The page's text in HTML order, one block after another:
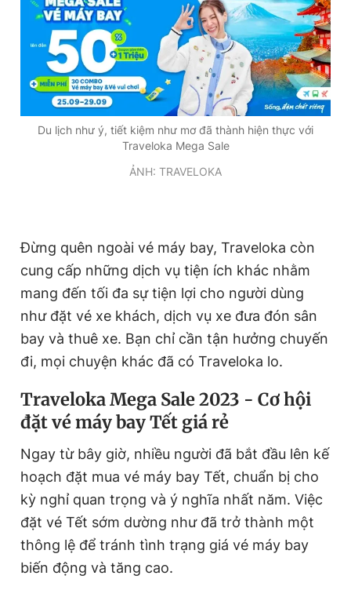
Du lịch như ý, tiết kiệm như mơ đã thành hiện thực với
Traveloka Mega Sale
ẢNH: TRAVELOKA
Đừng quên ngoài vé máy bay, Traveloka còn
cung cấp những dịch vụ tiện ích khác nhằm
mang đến tối đa sự tiện lợi cho người dùng
như đặt vé xe khách, dịch vụ xe đưa đón sân
bay và thuê xe. Bạn chỉ cần tận hưởng chuyến
đi, mọi chuyện khác đã có Traveloka lo.
Traveloka Mega Sale 2023 - Cơ hội
đặt vé máy bay Tết giá rẻ
Ngay từ bây giờ, nhiều người đã bắt đầu lên kế
hoạch đặt mua vé máy bay Tết, chuẩn bị cho
kỳ nghỉ quan trọng và ý nghĩa nhất năm. Việc
đặt vé Tết sớm dường như đã trở thành một
thông lệ để tránh tình trạng giá vé máy bay
biến động và tăng cao.